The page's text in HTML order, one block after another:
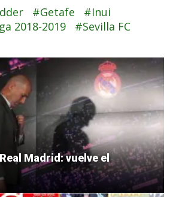
Getafe
Inui
2018-2019 Sevilla FC
Madrid: vuelve el